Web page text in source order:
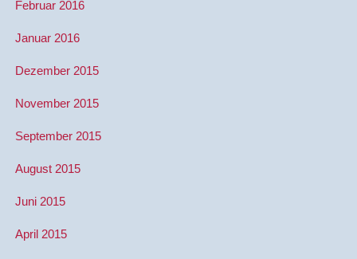
Februar 2016
Januar 2016
Dezember 2015
November 2015
September 2015
August 2015
Juni 2015
April 2015